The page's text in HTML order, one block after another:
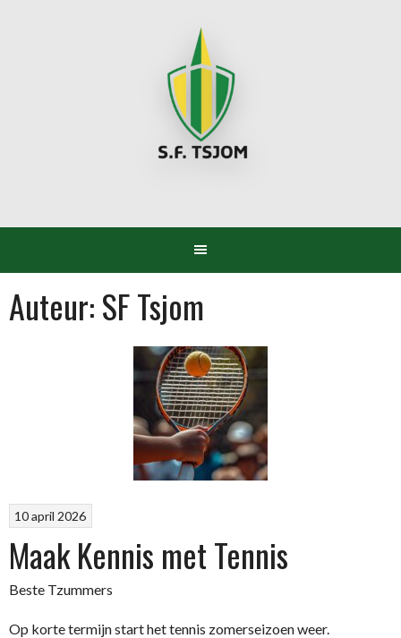
Auteur:SF Tsjom
10 april 2026
Maak Kennis met Tennis
Beste Tzummers
Op korte termijn start het tennis zomerseizoen weer.